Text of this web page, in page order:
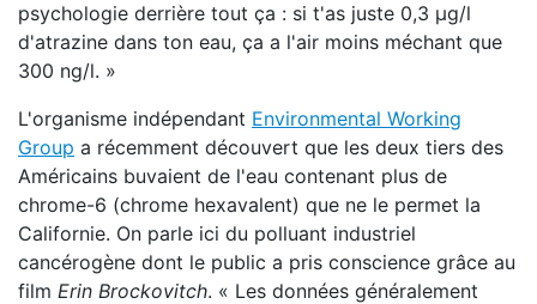
psychologie derrière tout ça : si t'as juste 0,3 µg/l
d'atrazine dans ton eau, ça a l'air moins méchant que
300 ng/l. »
L'organisme indépendant Environmental Working
Group a récemment découvert que les deux tiers des
Américains buvaient de l'eau contenant plus de
chrome-6 (chrome hexavalent) que ne le permet la
Californie. On parle ici du polluant industriel
cancérogène dont le public a pris conscience grâce au
film Erin Brockovitch. « Les données généralement